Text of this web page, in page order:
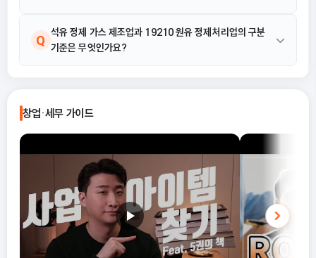
A 네, 포함됩니다. 19210 원유 정제처리업은 원유 및 역청 물질을 정
제 및 기타 처리하여 석유 정제품 및 관련 제품을 제조하는 산업활동
Q
석유 정제 가스 제조업과 19210 원유 정제처리업의 구분
기준은 무엇인가요?
커C유 등 석유 정제품 및 관련 제품을 제조하는 활동을 포괄합니다.
따라서 석유 정제 가스는 원유 정제 과정의 일환으로 19210 원유
창업·세무 가이드